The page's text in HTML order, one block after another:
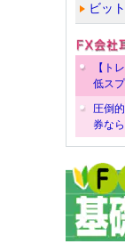
ビッ
【ト
低ス
圧倒
券な